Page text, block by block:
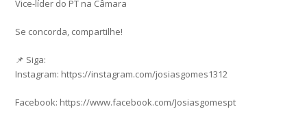
Vice-líder do PT na Câmara
Se concorda, compartilhe!
📌 Siga:
Instagram: https://instagram.com/josiasgomes1312
Facebook: https://www.facebook.com/Josiasgomespt